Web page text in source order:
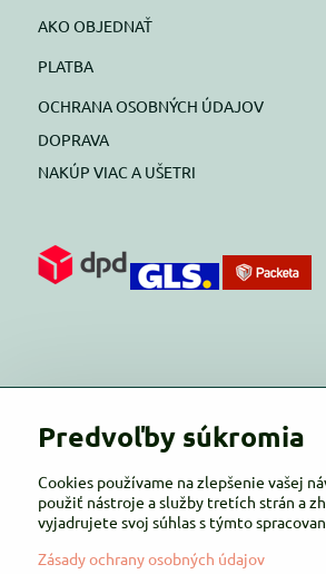
AKO OBJEDNAŤ
PLATBA
OCHRANA OSOBNÝCH ÚDAJOV
DOPRAVA
NAKÚP VIAC A UŠETRI
Predvoľby súkromia
Cookies používame na zlepšenie vašej
použiť nástroje a služby tretích strán a
vyjadrujete svoj súhlas s týmto
Zásady ochrany osobných údajov